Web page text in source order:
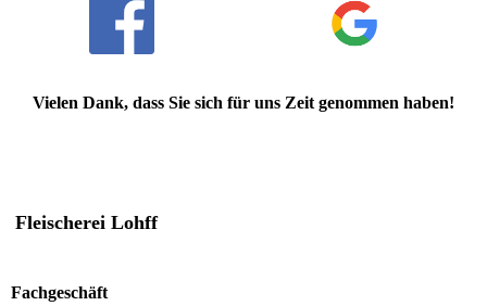
Vielen Dank, dass Sie sich für uns Zeit genommen haben!
Fleischerei Lohff
Fachgeschäft